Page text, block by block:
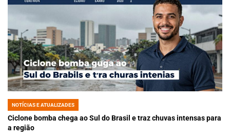
POSTED
IN
NOTÍCIAS E ATUALIZADES
Ciclone bomba chega ao Sul do Brasil e traz chuvas intensas para
a região